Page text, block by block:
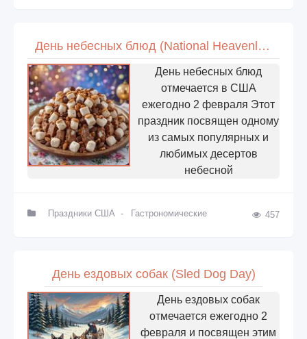
День небесных блюд (National Heavenly Hash Day) в США
День небесных блюд
отмечается в США
ежегодно 2 февраля Этот
праздник посвящен одному
из самых популярных и
любимых десертов
небесной
Праздники США - Гастрономические 457
День ездовых собак (Sled Dog Day)
День ездовых собак
отмечается ежегодно 2
февраля и посвящен этим